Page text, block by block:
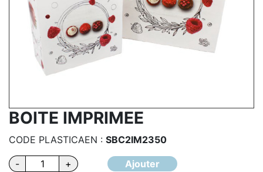
BOITE IMPRIMEE
CODE PLASTICAEN : SBC2IM2350
-
quantité
+ Ajouter